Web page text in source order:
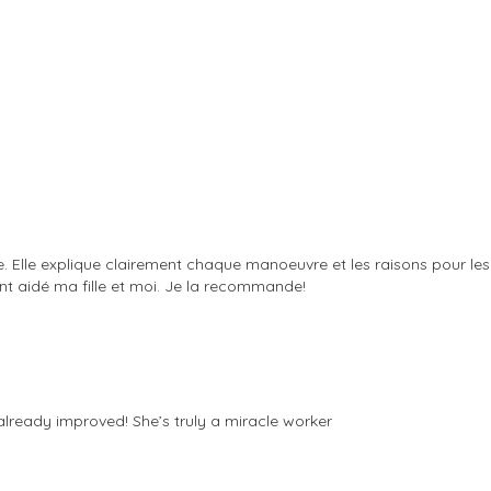
explique clairement chaque manoeuvre et les raisons pour
aidé ma fille et moi. Je la recommande!
improved! She’s truly a miracle worker